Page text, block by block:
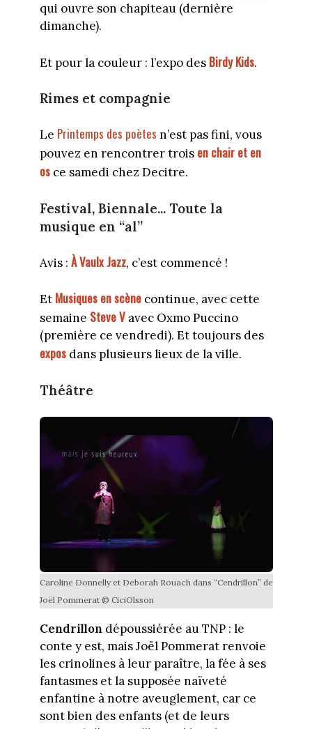
qui ouvre son chapiteau (dernière
dimanche).
Et pour la couleur : l’expo des Birdy Kids.
Rimes et compagnie
Le Printemps des poètes n’est pas fini, vous
pouvez en rencontrer trois en chair et en
osce samedi chez Decitre.
Festival, Biennale... Toute la
musique en “al”
Avis : À Vaulx Jazz, c’est commencé !
Et Musiques en scènecontinue, avec cette
semaine Steve Vavec Oxmo Puccino
(première ce vendredi). Et toujours des
exposdans plusieurs lieux de la ville.
Théâtre
Caroline Donnelly et Deborah Rouach dans “Cendrillon” de
Joël Pommerat © CiciOlsson
Cendrillondépoussiérée au TNP : le
conte y est, mais Joël Pommerat renvoie
les crinolines à leur paraître, la fée à ses
fantasmes et la supposée naïveté
enfantine à notre aveuglement, car ce
sont bien des enfants (et de leurs